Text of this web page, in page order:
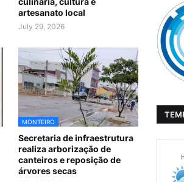
artesanato local
July 29, 2026
MONTEIRO
Secretaria de infraestrutura
realiza arborização de
canteiros e reposição de
árvores secas